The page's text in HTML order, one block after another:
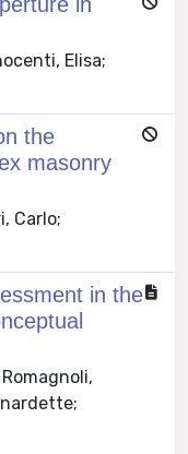
Elisa;
the
masonry
Carlo;
in the